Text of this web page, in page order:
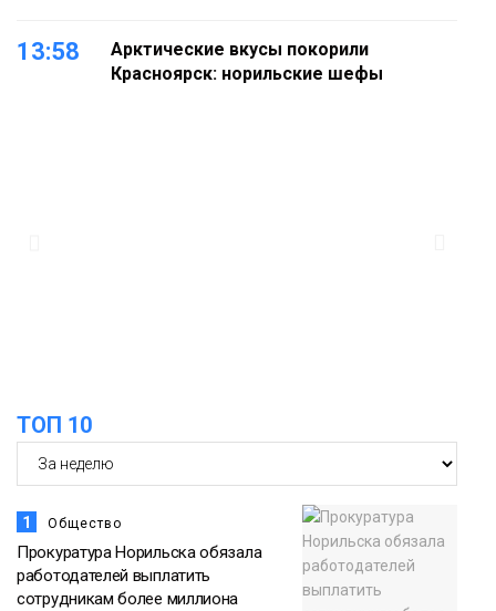
13:58
Арктические вкусы покорили
Красноярск: норильские шефы
ТОП 10
1 Общество
Прокуратура Норильска обязала
работодателей выплатить
сотрудникам более миллиона